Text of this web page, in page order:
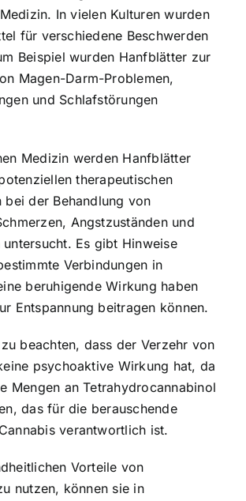
In vielen Kulturen wurden
für verschiedene Beschwerden
Beispiel wurden Hanfblätter zur
Magen-Darm-Problemen,
und Schlafstörungen
Medizin werden Hanfblätter
therapeutischen
bei der Behandlung von
Angstzuständen und
untersucht. Es gibt Hinweise
Verbindungen in
beruhigende Wirkung haben
Entspannung beitragen können.
beachten, dass der Verzehr von
psychoaktive Wirkung hat, da
Mengen an Tetrahydrocannabinol
das für die berauschende
verantwortlich ist.
Vorteile von
nutzen, können sie in